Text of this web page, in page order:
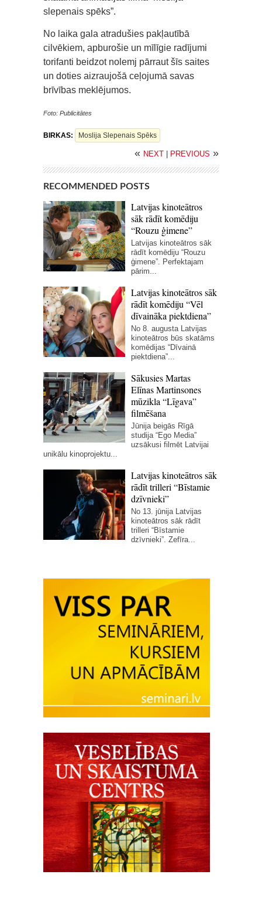
slepenais spēks”.
No laika gala atradušies pakļautībā
cilvēkiem, apburošie un mīlīgie radījumi
torifanti beidzot nolemj pārraut šīs saites
un doties aizraujošā ceļojumā savas
brīvības meklējumos.
Foto: Publicitātes
BIRKAS: Moslija Slepenais Spēks
« NEXT PREVIOUS »
RECOMMENDED POSTS
Latvijas kinoteātros
sāk rādīt komēdiju
“Rouzu ģimene”
Latvijas kinoteātros sāk
rādīt komēdiju “Rouzu
ģimene”. Perfektajam
pārim...
Latvijas kinoteātros sāk
rādīt komēdiju “Vēl
dīvaināka piektdiena”
No 8. augusta Latvijas
kinoteātros būs skatāms
komēdijas “Dīvainā
piektdiena”...
Sākusies Martas
Elīnas Martinsones
mūzikla “Līgava”
filmēšana
Jūnija beigās Rīgā
studija “Ego Media”
uzsākusi filmēt Latvijai
unikālu kinoprojektu...
Latvijas kinoteātros sāk
rādīt trilleri “Bīstamie
dzīvnieki”
No 13. jūnija Latvijas
kinoteātros sāk rādīt
trilleri “Bīstamie
dzīvnieki”. Zefīra...